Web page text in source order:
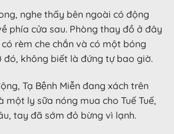
nghe thấy bên ngoài có động
phía cửa sau. Phòng thay đồ ở đây
rèm che chắn và có một bóng
đó, không biết là đứng tự bao giờ.
Tạ Bệnh Miễn đang xách trên
ly sữa nóng mua cho Tuế Tuế,
tay đã sớm đỏ bừng vì lạnh.